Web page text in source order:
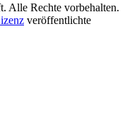
Alle Rechte vorbehalten.
veröffentlichte